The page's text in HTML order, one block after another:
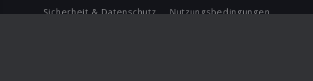
Sicherheit & Datenschutz Nutzungsbedingungen